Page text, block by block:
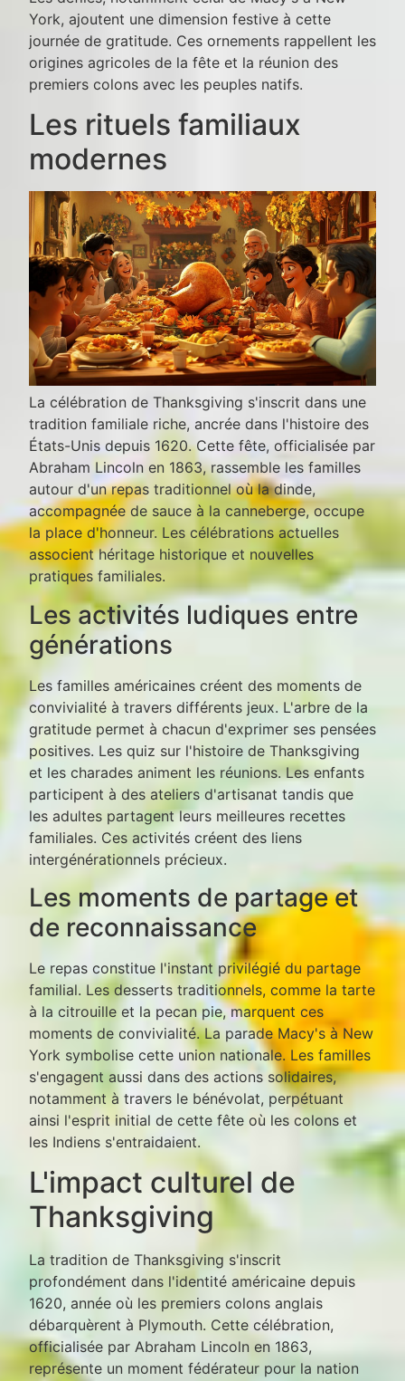
York, ajoutent une dimension festive à cette
journée de gratitude. Ces ornements rappellent les
origines agricoles de la fête et la réunion des
premiers colons avec les peuples natifs.
Les rituels familiaux
modernes
La célébration de Thanksgiving s'inscrit dans une
tradition familiale riche, ancrée dans l'histoire des
États-Unis depuis 1620. Cette fête, officialisée par
Abraham Lincoln en 1863, rassemble les familles
autour d'un repas traditionnel où la dinde,
accompagnée de sauce à la canneberge, occupe
la place d'honneur. Les célébrations actuelles
associent héritage historique et nouvelles
pratiques familiales.
Les activités ludiques entre
générations
Les familles américaines créent des moments de
convivialité à travers différents jeux. L'arbre de la
gratitude permet à chacun d'exprimer ses pensées
positives. Les quiz sur l'histoire de Thanksgiving
et les charades animent les réunions. Les enfants
participent à des ateliers d'artisanat tandis que
les adultes partagent leurs meilleures recettes
familiales. Ces activités créent des liens
intergénérationnels précieux.
Les moments de partage et
de reconnaissance
Le repas constitue l'instant privilégié du partage
familial. Les desserts traditionnels, comme la tarte
à la citrouille et la pecan pie, marquent ces
moments de convivialité. La parade Macy's à New
York symbolise cette union nationale. Les familles
s'engagent aussi dans des actions solidaires,
notamment à travers le bénévolat, perpétuant
ainsi l'esprit initial de cette fête où les colons et
les Indiens s'entraidaient.
L'impact culturel de
Thanksgiving
La tradition de Thanksgiving s'inscrit
profondément dans l'identité américaine depuis
1620, année où les premiers colons anglais
débarquèrent à Plymouth. Cette célébration,
officialisée par Abraham Lincoln en 1863,
représente un moment fédérateur pour la nation